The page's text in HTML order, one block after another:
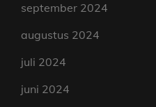
september 2024
augustus 2024
juli 2024
juni 2024